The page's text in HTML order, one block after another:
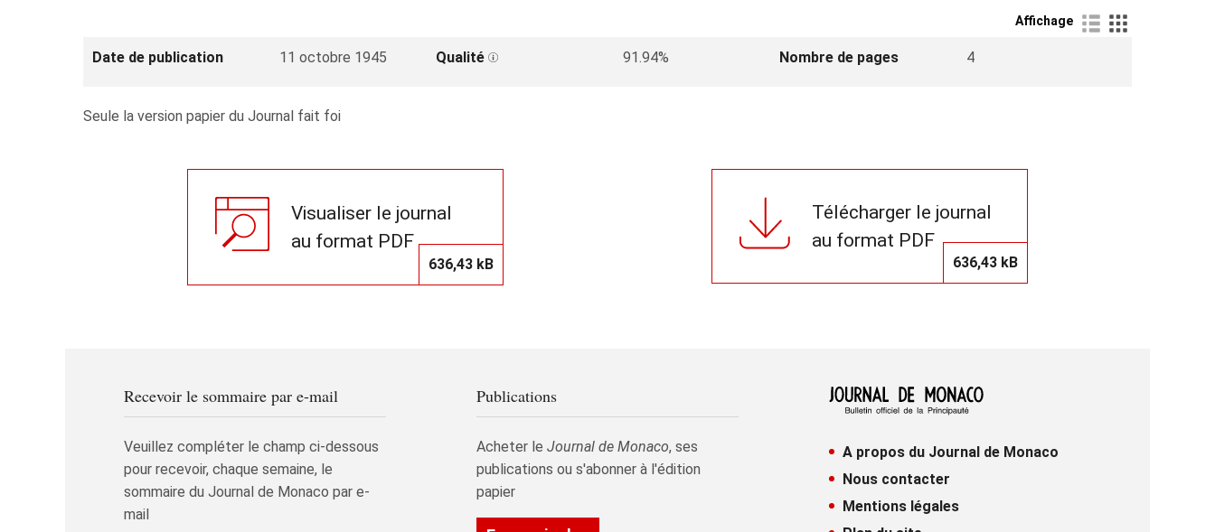
Affichage
Date de publication 11 octobre 1945 Qualité 91.94% Nombre de pages 4
Seule la version papier du Journal fait foi
Visualiser le journal
au format PDF
636,43 kB
Télécharger le journal
au format PDF
636,43 kB
Recevoir le sommaire par e-mail
Veuillez compléter le champ ci-dessous
pour recevoir, chaque semaine, le
sommaire du Journal de Monaco par e-
mail
Publications
Acheter le Journal de Monaco, ses
publications ou s'abonner à l'édition
papier
A propos du Journal de Monaco
Nous contacter
Mentions légales